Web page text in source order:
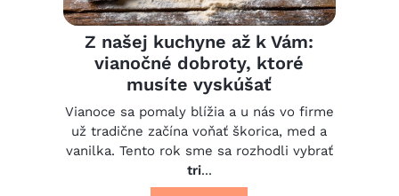
Z našej kuchyne až k Vám:
vianočné dobroty, ktoré
musíte vyskúšať
Vianoce sa pomaly blížia a u nás vo firme
už tradične začína voňať škorica, med a
vanilka. Tento rok sme sa rozhodli vybrať
tri...